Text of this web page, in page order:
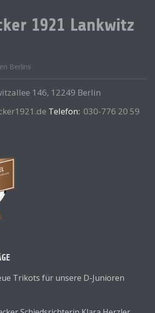
1921 Lankwitz
Berlins
146, 12249 Berlin
Telefon: 030-776 20 59
Trikots für unsere D-Junioren